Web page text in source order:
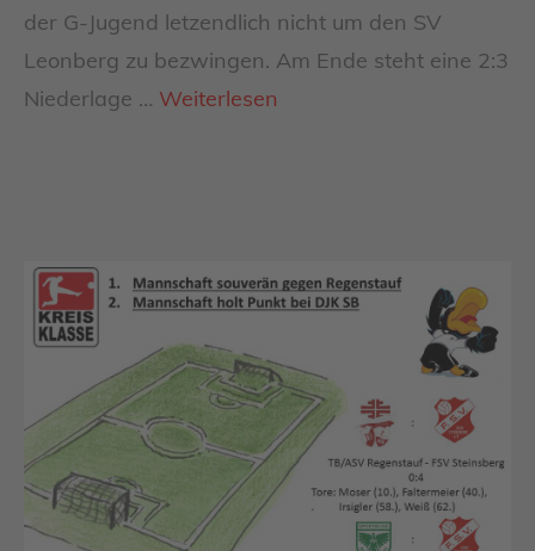
der G-Jugend letzendlich nicht um den SV
Leonberg zu bezwingen. Am Ende steht eine 2:3
Niederlage … Weiterlesen